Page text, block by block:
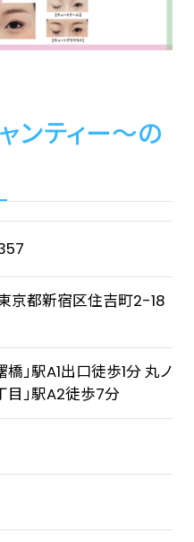
ンティー〜の
京都新宿区住吉町2-18
」駅A1出口徒歩1分 丸ノ
目」駅A2徒歩7分